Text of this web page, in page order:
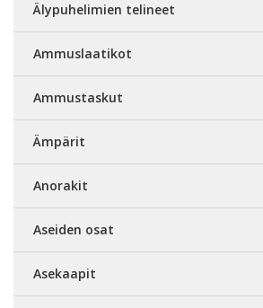
Älypuhelimien telineet
Ammuslaatikot
Ammustaskut
Ämpärit
Anorakit
Aseiden osat
Asekaapit